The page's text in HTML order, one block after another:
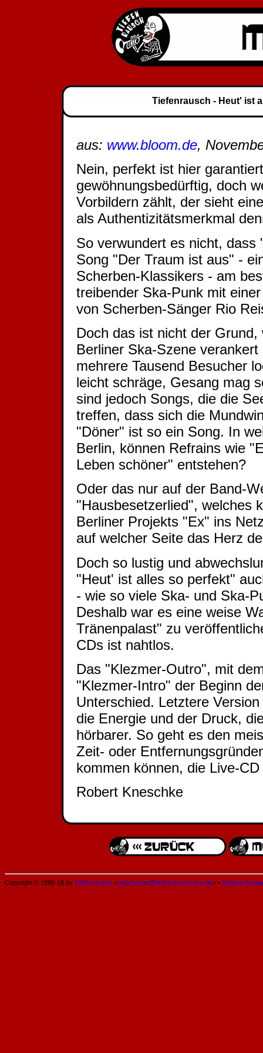
Tiefenrausch - Heut' ist
aus: www.bloom.de,
Nein, perfekt ist hier
gewöhnungsbedürftig, doch
Vorbildern zählt, der sieht
als Authentizitätsmerkmal
So verwundert es nicht,
Song "Der Traum ist aus" -
Scherben-Klassikers - am
treibender Ska-Punk mit
von Scherben-Sänger Rio
Doch das ist nicht der
Berliner Ska-Szene
mehrere Tausend Besucher
leicht schräge, Gesang mag
sind jedoch Songs, die die
treffen, dass sich die
"Döner" ist so ein Song. In
Berlin, können Refrains wie
Leben schöner" entstehen?
Oder das nur auf der Band-
"Hausbesetzerlied", welches
Berliner Projekts "Ex" ins
auf welcher Seite das Herz
Doch so lustig und
"Heut' ist alles so perfekt"
- wie so viele Ska- und Ska-
Deshalb war es eine weise
Tränenpalast" zu
CDs ist nahtlos.
Das "Klezmer-Outro", mit
"Klezmer-Intro" der Beginn
Unterschied. Letztere
die Energie und der Druck,
hörbarer. So geht es den
Zeit- oder
kommen können, die Live-
Robert Kneschke
Copyright © 1998-18 by Tiefenrausch <webmaster@tiefenrausch-ska.de> •